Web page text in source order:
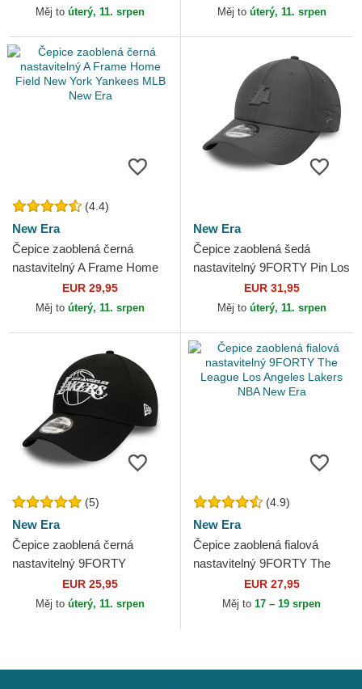
MLB New Era
Měj to úterý, 11. srpen
NBA New Era
Měj to úterý, 11. srpen
(4.4)
New Era
Čepice zaoblená černá
nastavitelný A Frame Home
Field New York Yankees
MLB New Era
EUR 29,95
Měj to úterý, 11. srpen
New Era
Čepice zaoblená šedá
nastavitelný 9FORTY Pin Los
Angeles Lakers NBA New
EUR 31,95
Měj to úterý, 11. srpen
(5)
New Era
Čepice zaoblená černá
nastavitelný 9FORTY
Essential Outline Los
Angeles Lakers NBA New
EUR 25,95
Měj to úterý, 11. srpen
(4.9)
New Era
Čepice zaoblená fialová
nastavitelný 9FORTY The
League Los Angeles Lakers
NBA New Era
EUR 27,95
Měj to 17 – 19 srpen